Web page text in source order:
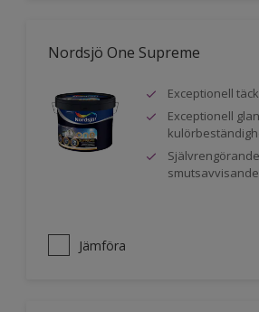
Nordsjö One Supreme
Exceptionell
Exceptionell
smutsavvisande
Jämföra